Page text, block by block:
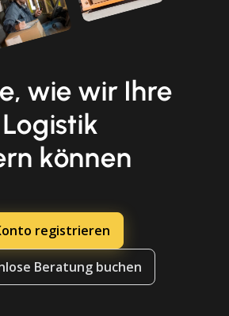
wie wir Ihre
können
registrieren
Beratung buchen